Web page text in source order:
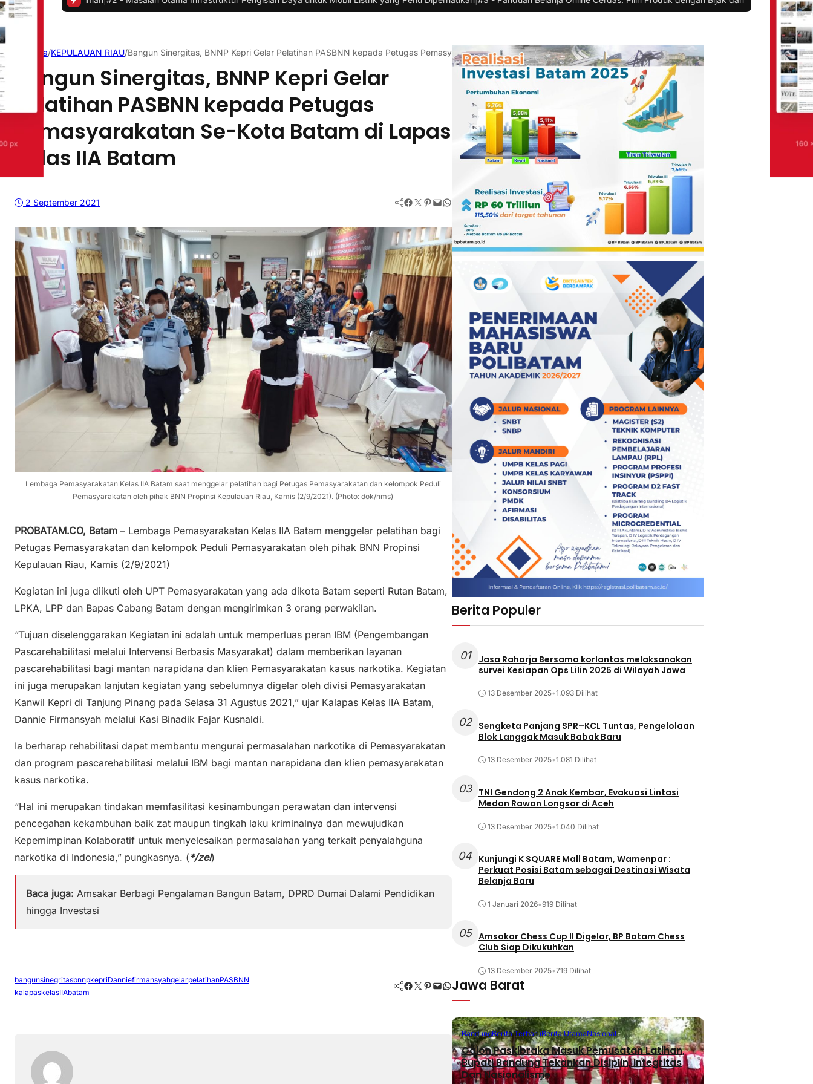
Beranda/KEPULAUAN RIAU/Bangun Sinergitas, BNNP Kepri Gelar Pelatihan PASBNN kepada Petugas Pemasyarakatan Se-Kota Batam di Lapas Kelas IIA Batam
Bangun Sinergitas, BNNP Kepri Gelar
Pelatihan PASBNN kepada Petugas
Pemasyarakatan Se-Kota Batam di Lapas
Kelas IIA Batam
2 September 2021 Facebook Twitter Pinterest Mail WhatsApp
Lembaga Pemasyarakatan Kelas IIA Batam saat menggelar pelatihan bagi Petugas Pemasyarakatan dan kelompok Peduli
Pemasyarakatan oleh pihak BNN Propinsi Kepulauan Riau, Kamis (2/9/2021). (Photo: dok/hms)
PROBATAM.CO, Batam – Lembaga Pemasyarakatan Kelas IIA Batam menggelar pelatihan bagi
Petugas Pemasyarakatan dan kelompok Peduli Pemasyarakatan oleh pihak BNN Propinsi
Kepulauan Riau, Kamis (2/9/2021)
Kegiatan ini juga diikuti oleh UPT Pemasyarakatan yang ada dikota Batam seperti Rutan Batam,
LPKA, LPP dan Bapas Cabang Batam dengan mengirimkan 3 orang perwakilan.
“Tujuan diselenggarakan Kegiatan ini adalah untuk memperluas peran IBM (Pengembangan
Pascarehabilitasi melalui Intervensi Berbasis Masyarakat) dalam memberikan layanan
pascarehabilitasi bagi mantan narapidana dan klien Pemasyarakatan kasus narkotika. Kegiatan
ini juga merupakan lanjutan kegiatan yang sebelumnya digelar oleh divisi Pemasyarakatan
Kanwil Kepri di Tanjung Pinang pada Selasa 31 Agustus 2021,” ujar Kalapas Kelas IIA Batam,
Dannie Firmansyah melalui Kasi Binadik Fajar Kusnaldi.
Ia berharap rehabilitasi dapat membantu mengurai permasalahan narkotika di Pemasyarakatan
dan program pascarehabilitasi melalui IBM bagi mantan narapidana dan klien pemasyarakatan
kasus narkotika.
“Hal ini merupakan tindakan memfasilitasi kesinambungan perawatan dan intervensi
pencegahan kekambuhan baik zat maupun tingkah laku kriminalnya dan mewujudkan
Kepemimpinan Kolaboratif untuk menyelesaikan permasalahan yang terkait penyalahguna
narkotika di Indonesia,” pungkasnya. (*/zel)
Baca juga: Amsakar Berbagi Pengalaman Bangun Batam, DPRD Dumai Dalami Pendidikan
hingga Investasi
bangunsinegritasbnnpkepriDanniefirmansyahgelarpelatihanPASBNN
kalapaskelasIIAbatam
Facebook Twitter Pinterest Mail WhatsApp
Berita Populer
01
Jasa Raharja Bersama korlantas melaksanakan
survei Kesiapan Ops Lilin 2025 di Wilayah Jawa
13 Desember 2025•1.093 Dilihat
02
Sengketa Panjang SPR–KCL Tuntas, Pengelolaan
Blok Langgak Masuk Babak Baru
13 Desember 2025•1.081 Dilihat
03
TNI Gendong 2 Anak Kembar, Evakuasi Lintasi
Medan Rawan Longsor di Aceh
13 Desember 2025•1.040 Dilihat
04 Kunjungi K SQUARE Mall Batam, Wamenpar :
Perkuat Posisi Batam sebagai Destinasi Wisata
Belanja Baru
1 Januari 2026•919 Dilihat
05 Amsakar Chess Cup II Digelar, BP Batam Chess
Club Siap Dikukuhkan
13 Desember 2025•719 Dilihat
Jawa Barat
BandungBerita TerbaruBerita UtamaNasional
Calon Paskibraka Masuk Pemusatan Latihan,
Bupati Bandung Tekankan Disiplin, Integritas
Dan Nasionalisme